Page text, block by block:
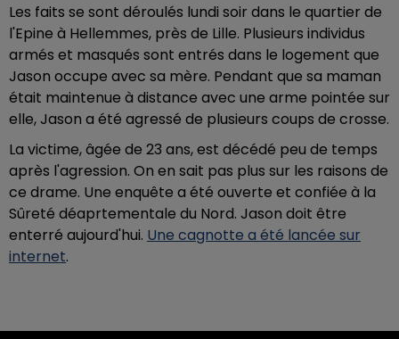
Les faits se sont déroulés lundi soir dans le quartier de
l'Epine à Hellemmes, près de Lille. Plusieurs individus
armés et masqués sont entrés dans le logement que
Jason occupe avec sa mère. Pendant que sa maman
était maintenue à distance avec une arme pointée sur
elle, Jason a été agressé de plusieurs coups de crosse.
La victime, âgée de 23 ans, est décédé peu de temps
après l'agression. On en sait pas plus sur les raisons de
ce drame. Une enquête a été ouverte et confiée à la
Sûreté déaprtementale du Nord. Jason doit être
enterré aujourd'hui. Une cagnotte a été lancée sur
internet.